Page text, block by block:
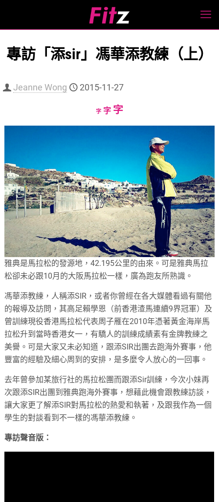
專訪「添sir」馮華添教練（上）
Jeanne Wong 2015-11-27
字Decrease
字Reset
字Increase
雅典是馬拉松的發源地，42.195公里的由來。可是雅典馬拉
松卻未必跟10月的大阪馬拉松一樣，廣為跑友所熟識。
馮華添教練，人稱添SIR，或者你曾經在各大媒體看過有關他
的報導及訪問，其高足賴學恩（前香港渣馬連續9界冠軍）及
曾訓練現役香港馬拉松代表周子雁在2010年憑著黃金海岸馬
拉松升到當時香港女一，有驕人的訓練成績素有金牌教練之
美譽。可是大家又未必知道，跟添SIR出團去跑海外賽事，他
豐富的經驗及細心周到的安排，是多麼令人放心的一回事。
去年曾參加某旅行社的馬拉松團而跟添Sir訓練，今次小妹再
次跟添SIR出團到雅典跑海外賽事，想藉此機會跟教練訪談，
讓大家更了解添SIR對馬拉松的熱愛和執著，及跟我作為一個
學生的對談看到不一樣的馮華添教練。
專訪聲音版：